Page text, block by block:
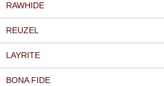
RAWHIDE
REUZEL
LAYRITE
BONA FIDE